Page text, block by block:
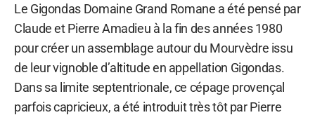
Le Gigondas Domaine Grand Romane a été pensé par
Claude et Pierre Amadieu à la fin des années 1980
pour créer un assemblage autour du Mourvèdre issu
de leur vignoble d’altitude en appellation Gigondas.
Dans sa limite septentrionale, ce cépage provençal
parfois capricieux, a été introduit très tôt par Pierre